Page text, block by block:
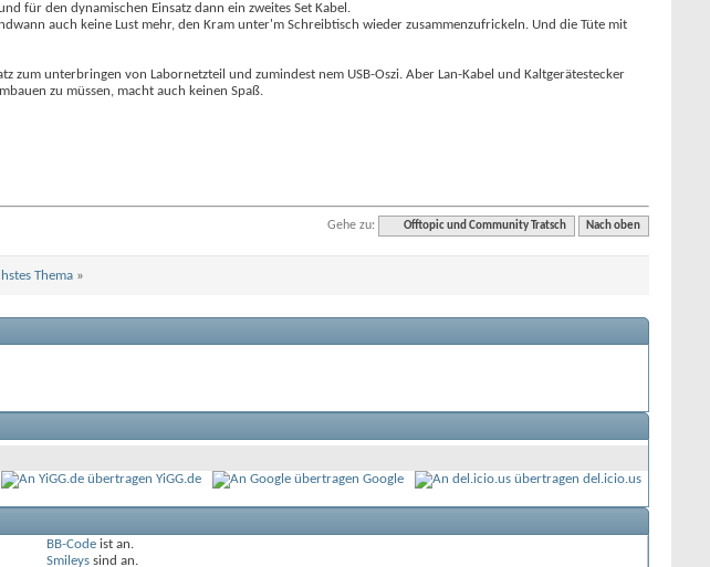
für den dynamischen Einsatz dann ein zweites Set Kabel.
auch keine Lust mehr, den Kram unter'm Schreibtisch wieder zusammenzufrickeln. Und die Tüte mit
unterbringen von Labornetzteil und zumindest nem USB-Oszi. Aber Lan-Kabel und Kaltgerätestecker
zu müssen, macht auch keinen Spaß.
Gehe zu: Offtopic und Community Tratsch Nach oben
Thema »
YiGG.de Google
del.icio.us
BB-Codeist an.
Smileyssind an.